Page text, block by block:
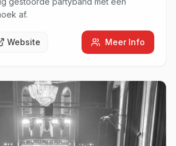
af.
Website Meer Info